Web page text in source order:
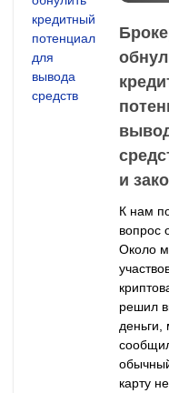
и
К нам
вопрос
Около
решил
деньги,
карту